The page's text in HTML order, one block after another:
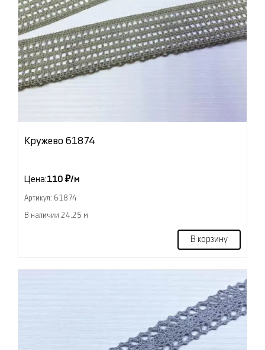
Кружево 61874
Цена:110 ₽/м
Артикул: 61874
В наличии 24.25 м
В корзину